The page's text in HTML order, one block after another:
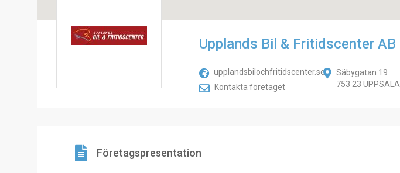
Upplands Bil & Fritidscenter AB
upplandsbilochfritidscenter.se
Kontakta företaget
Säbygatan 19
753 23 UPPSALA
Företagspresentation